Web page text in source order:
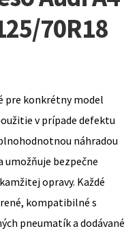
70R18
pre konkrétny model
v prípade defektu
náhradou
umožňuje bezpečne
opravy. Každé
kompatibilné s
pneumatík a dodávané